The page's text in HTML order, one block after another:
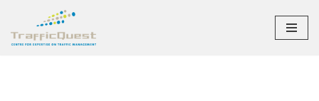
Ga